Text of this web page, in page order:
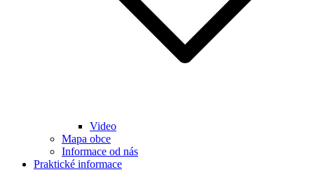
Video
Mapa obce
Informace od nás
Praktické informace